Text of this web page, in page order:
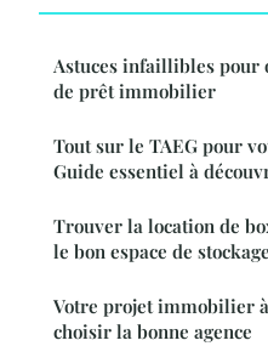
Astuces infaillibles
de prêt immobilier
Tout sur le TAEG pour
Guide essentiel à
Trouver la location de
le bon espace de stockage
Votre projet immobilier
choisir la bonne agence